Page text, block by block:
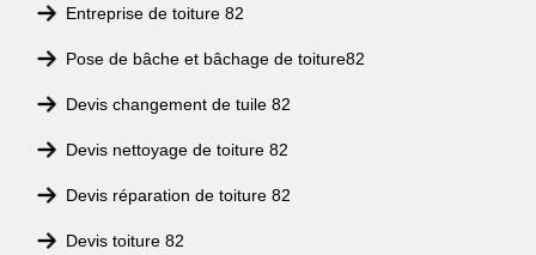
Entreprise de toiture 82
Pose de bâche et bâchage de toiture82
Devis changement de tuile 82
Devis nettoyage de toiture 82
Devis réparation de toiture 82
Devis toiture 82